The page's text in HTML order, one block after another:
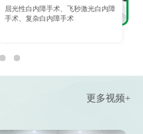
屈光性白内障手术、飞秒激光白内障
手术、复杂白内障手术
更多视频+